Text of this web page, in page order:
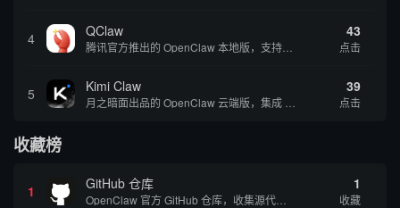
4 QClaw 43
点击
5 Kimi Claw 39
点击
收藏榜
1 GitHub 仓库 1
收藏